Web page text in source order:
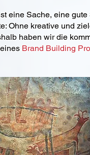
eine Sache, eine
Ohne kreative und
haben wir die
Brand Building